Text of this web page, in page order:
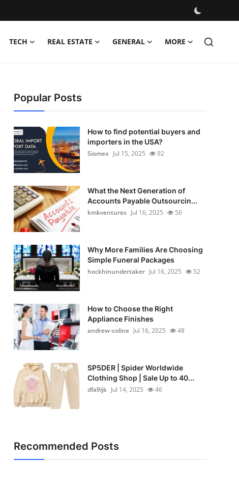
TECH REAL ESTATE GENERAL MORE
Popular Posts
How to find potential buyers and
importers in the USA?
Siomex Jul 15, 2025 92
What the Next Generation of
Accounts Payable Outsourcin...
kmkventures Jul 16, 2025 56
Why More Families Are Choosing
Simple Funeral Packages
hockhinundertaker Jul 16, 2025 52
How to Choose the Right
Appliance Finishes
andrew-coline Jul 16, 2025 48
SP5DER | Spider Worldwide
Clothing Shop | Sale Up to 40...
dfa9ijk Jul 14, 2025 46
Recommended Posts